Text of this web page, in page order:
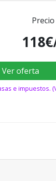
Ver oferta
e impuestos.